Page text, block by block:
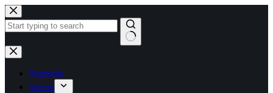
Zum
Inhalt
springen
Keine
Ergebnisse
Startseite
Verein